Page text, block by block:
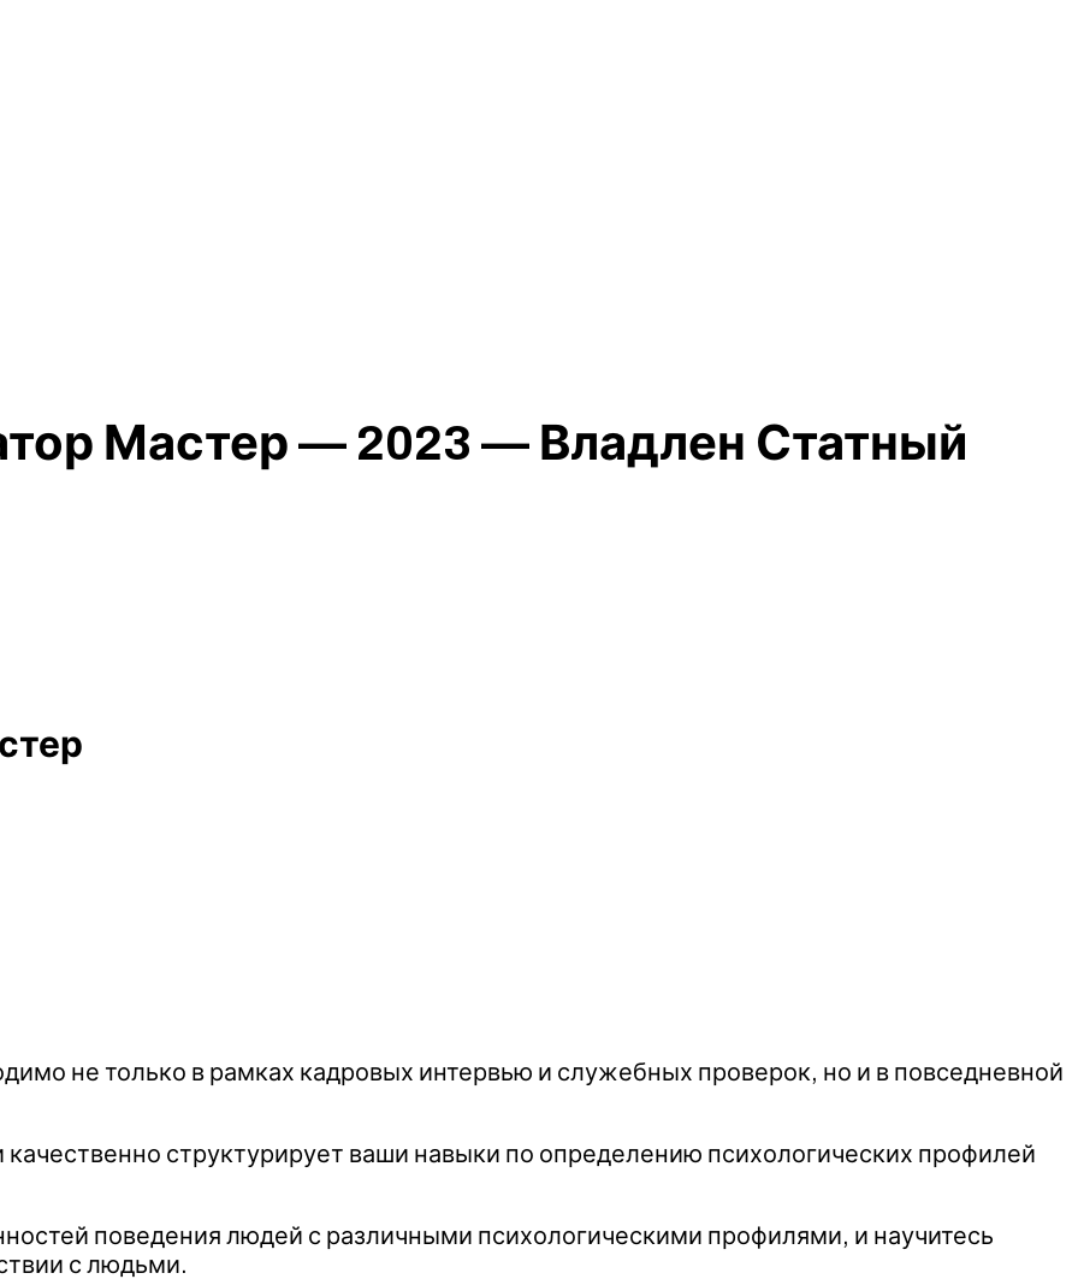
Мастер — 2023 — Владлен Статный
не только в рамках кадровых интервью и служебных проверок, но и в повседневной
структурирует ваши навыки по определению психологических профилей
поведения людей с различными психологическими профилями, и научитесь
с людьми.